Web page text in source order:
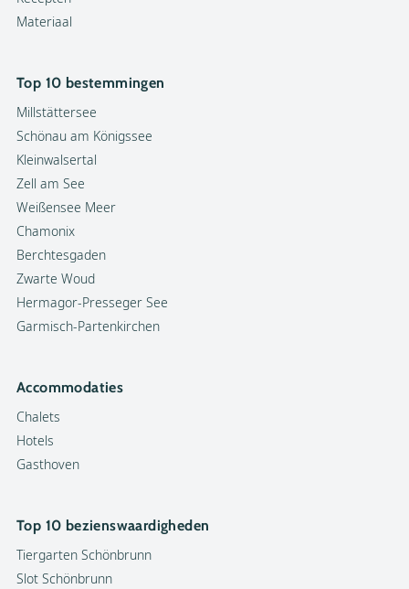
Materiaal
Top 10 bestemmingen
Millstättersee
Schönau am Königssee
Kleinwalsertal
Zell am See
Weißensee Meer
Chamonix
Berchtesgaden
Zwarte Woud
Hermagor-Presseger See
Garmisch-Partenkirchen
Accommodaties
Chalets
Hotels
Gasthoven
Top 10 bezienswaardigheden
Tiergarten Schönbrunn
Slot Schönbrunn